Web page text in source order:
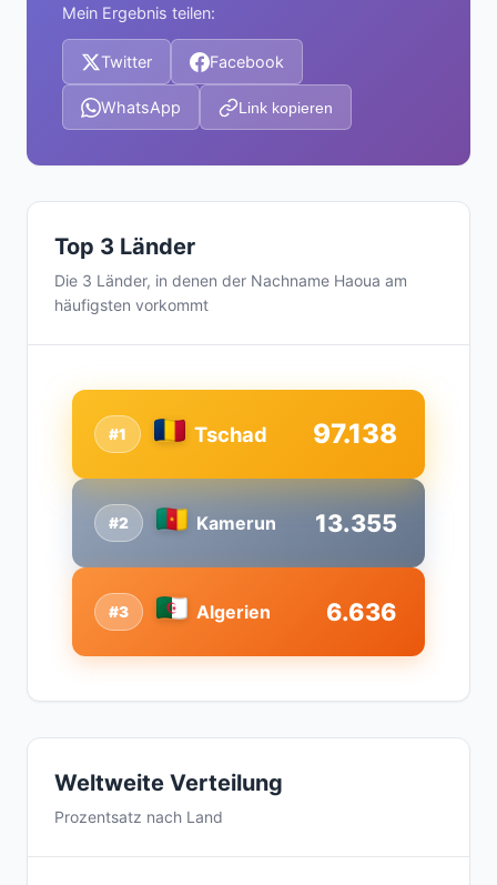
Mein Ergebnis teilen:
Twitter Facebook
WhatsApp Link kopieren
Top 3 Länder
Die 3 Länder, in denen der Nachname Haoua am
häufigsten vorkommt
#2 Kamerun 13.355
#1 Tschad 97.138
#3 Algerien 6.636
Weltweite Verteilung
Prozentsatz nach Land